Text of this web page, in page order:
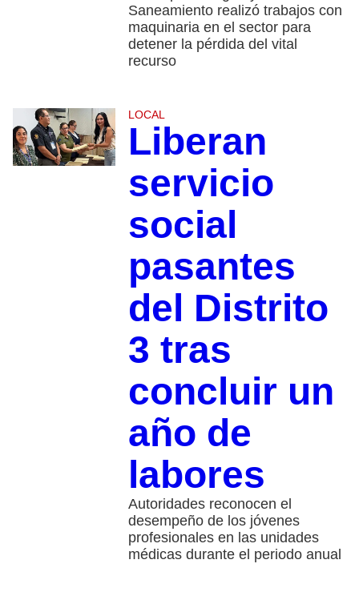
Saneamiento realizó trabajos con
maquinaria en el sector para
detener la pérdida del vital
recurso
LOCAL
Liberan
servicio
social
pasantes
del Distrito
3 tras
concluir un
año de
labores
Autoridades reconocen el
desempeño de los jóvenes
profesionales en las unidades
médicas durante el periodo anual